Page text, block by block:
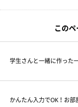
この
学生さんと一緒に作った
かんたん入力でOK！お